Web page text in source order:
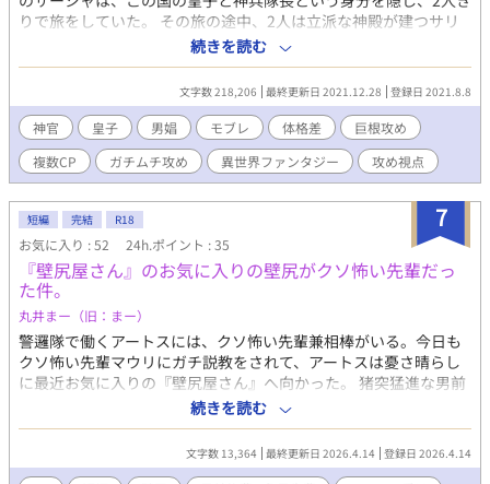
けた敬語。身長197センチ。体躯が良い。 一人称は私。襟足長め
のショートの金髪。 星屑を散りばめた紺色の瞳。 勇者でありなが
ら魔王であるアフェクシオン激推しの頭の中が残念でおかしな
人。 アフェクシオンを追い続けて手離さない執着心と独占欲の
塊。 愛がドドドドド重すぎる。クソデカ感情過ぎる。一途ではあ
るが極度の人格破綻者。 アフェクシオン以外心底どうでもいいサ
イコパス気質。推しからの萌えが供給過多になると心臓が止まる
か、奇行に走る。
りで旅をしていた。 その旅の途中、2人は立派な神殿が建つサリ
トールという大きな街に辿り着いたのだが、そこではノーマとい
う美しく神秘的な神官が行う『特別な治癒』という裏の奉仕が存
在し、それを目当てに様々な都市から貴族や金を持った者らが大
勢列をなすほど訪れ、神殿に多額の寄付を落としていた。 多額の
寄付を払うことで行われる『特別な治癒』という謎に包まれた奉
仕活動。この街に漂う妙な雰囲気に、二人は違和感を覚え、好奇
心から神殿や街の秘密を探り始める。 途中アンバーは、ディーと
名乗る美しい少年神官と出会い心を奪われ、またサーシャは娼館
で1人の男娼と出会い、そして2人は、神殿で行われる特別な奉仕
の謎を知ることになる。 筋肉系褐色肌主人（皇子・弟）×美少年
神官 筋肉系褐色肌巨根従者（神兵隊長・兄）×ちょっと年のいっ
た美青年男娼 受けのモブレ表現あり。主人と従者の絡みやカップ
リング表現はありません。 2人は父親探しの旅をしていますが、
物語の舞台である国は世襲王制ではないため、2人の父親は王族で
はなく、兄である親兵隊長も王族ではありません。 ※その他複数
CPあり ※R18 予告なく性的表現が入ることがあります。 他サイ
トでも掲載中です。
続きを読む
文字数 218,206 最終更新日 2021.12.28 登録日 2021.8.8
神官 皇子 男娼 モブレ 体格差
巨根攻め
複数CP
ガチムチ攻め 異世界ファンタジー 攻め視点
7
短編 完結 R18
お気に入り : 52 24h.ポイント : 35
『壁尻屋さん』のお気に入りの壁尻がクソ怖い先輩だっ
た件。
丸井まー（旧：まー）
警邏隊で働くアートスには、クソ怖い先輩兼相棒がいる。今日も
クソ怖い先輩マウリにガチ説教をされて、アートスは憂さ晴らし
に最近お気に入りの『壁尻屋さん』へ向かった。 猪突猛進な男前
後輩✕不器用な褐色肌色男先輩。 ※ムーンライトノベルズさんで
も公開しております。
続きを読む
文字数 13,364 最終更新日 2026.4.14 登録日 2026.4.14